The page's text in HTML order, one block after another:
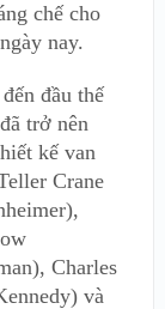
chế cho
nay.
đầu thế
trở nên
kế van
Crane
Charles
và